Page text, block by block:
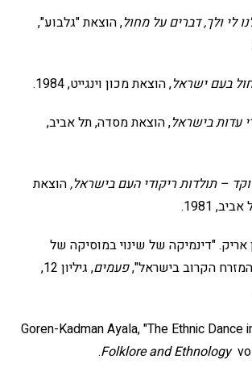
לי ולך, דברים על מחול, הוצאת "גלבוע",
בעם ישראל, הוצאת מכון וינגייט, 1984.
עדות בישראל, הוצאת מסדה, תל אביב,
– תולדות ריקודי העם בישראל,הוצאת
1981.
אריק. "דינמיקה של שינוי במוסיקה של
הקרוב בישראל",פעמים
, גיליון 12,
Goren-Kadman Ayala, "The Ethnic Dance
Folklore and Ethnology